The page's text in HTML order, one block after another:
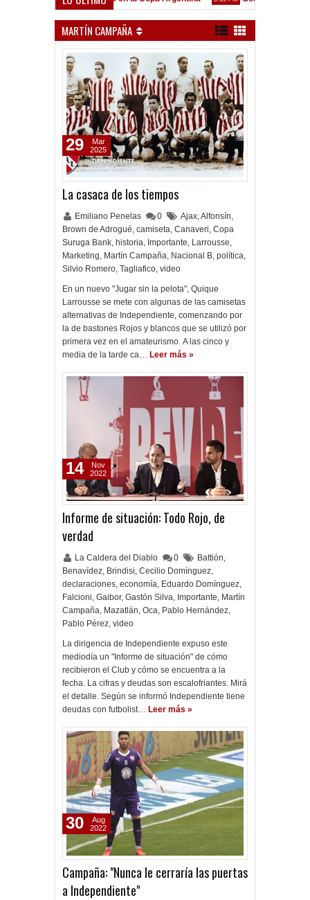
MARTÍN CAMPAÑA
La casaca de los tiempos
Emiliano Penelas 0 Ajax,Alfonsín,
Brown de Adrogué, camiseta, Canaveri, Copa
Suruga Bank, historia, Importante, Larrousse,
Marketing, Martín Campaña, Nacional B, política,
Silvio Romero, Tagliafico, video
En un nuevo "Jugar sin la pelota", Quique
Larrousse se mete con algunas de las camisetas
alternativas de Independiente, comenzando por
la de bastones Rojos y blancos que se utilizó por
primera vez en el amateurismo. A las cinco y
media de la tarde ca… Leer más »
29
Mar
2025
Informe de situación: Todo Rojo, de
verdad
La Caldera del Diablo 0 Battión,
Benavídez, Brindisi, Cecilio Domínguez,
declaraciones, economía, Eduardo Domínguez,
Falcioni, Gaibor, Gastón Silva, Importante, Martín
Campaña, Mazatlán, Oca, Pablo Hernández,
Pablo Pérez, video
La dirigencia de Independiente expuso este
mediodía un "Informe de situación" de cómo
recibieron el Club y cómo se encuentra a la
fecha. La cifras y deudas son escalofriantes. Mirá
el detalle. Según se informó Independiente tiene
deudas con futbolist… Leer más »
14
Nov
2022
Campaña: "Nunca le cerraría las puertas
a Independiente"
30
Aug
2022